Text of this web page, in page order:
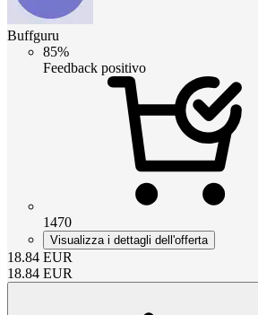
Buffguru
85%
Feedback positivo
1470
Visualizza i dettagli dell'offerta
18.84 EUR
18.84 EUR